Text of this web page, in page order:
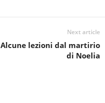
Next article
Alcune lezioni dal martirio
di Noelia